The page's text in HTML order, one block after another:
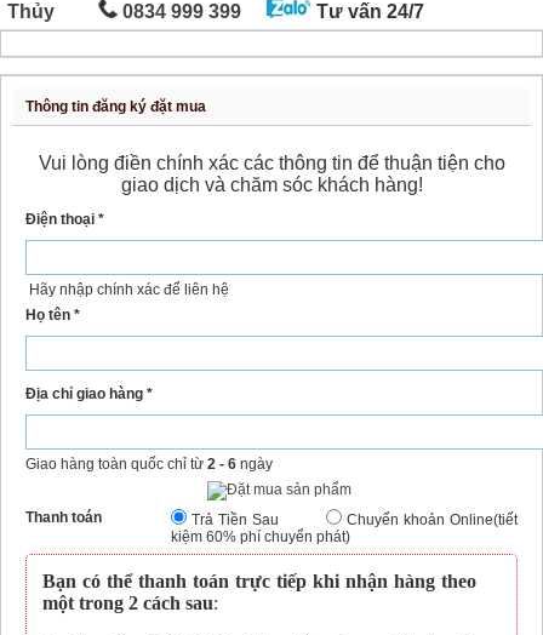
Thủy
0834 999 399 Tư vấn 24/7
Thông tin đăng ký đặt mua
Vui lòng điền chính xác các thông tin để thuận tiện cho
giao dịch và chăm sóc khách hàng!
Điện thoại *
Hãy nhập chính xác để liên hệ
Họ tên *
Địa chỉ giao hàng *
Giao hàng toàn quốc chỉ từ 2 - 6 ngày
Thanh toán Trả Tiền Sau
Chuyển khoản Online(tiết
kiệm 60% phí chuyển phát)
Bạn có thể thanh toán trực tiếp khi nhận hàng theo
một trong 2 cách sau: